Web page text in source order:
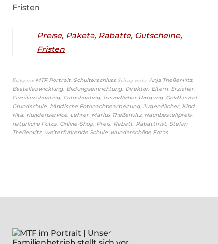
Fristen
Preise, Pakete, Rabatte, Gutscheine,
Fristen
Kategorie MTF Portrait Schulterschluss Schlagwörter Anja Theßenvitz,
Bestellabwicklung Bildungseinrichtung Direktor, Eltern, Erzieher,
Familienshooting Fotoshooting freundlicher Umgang Geldbeutel,
Grundschule händische Fotonachbearbeitung Jugendlicher, Kind,
Kita Kundenservice Lehrer, Marius Theßenvitz, Nachbestellpreis
natürliche Fotos Online-Shop Preis Rabatt Rabattfrist Stefan
Theßenvitz, weiterführende Schule wunderschöne Fotos